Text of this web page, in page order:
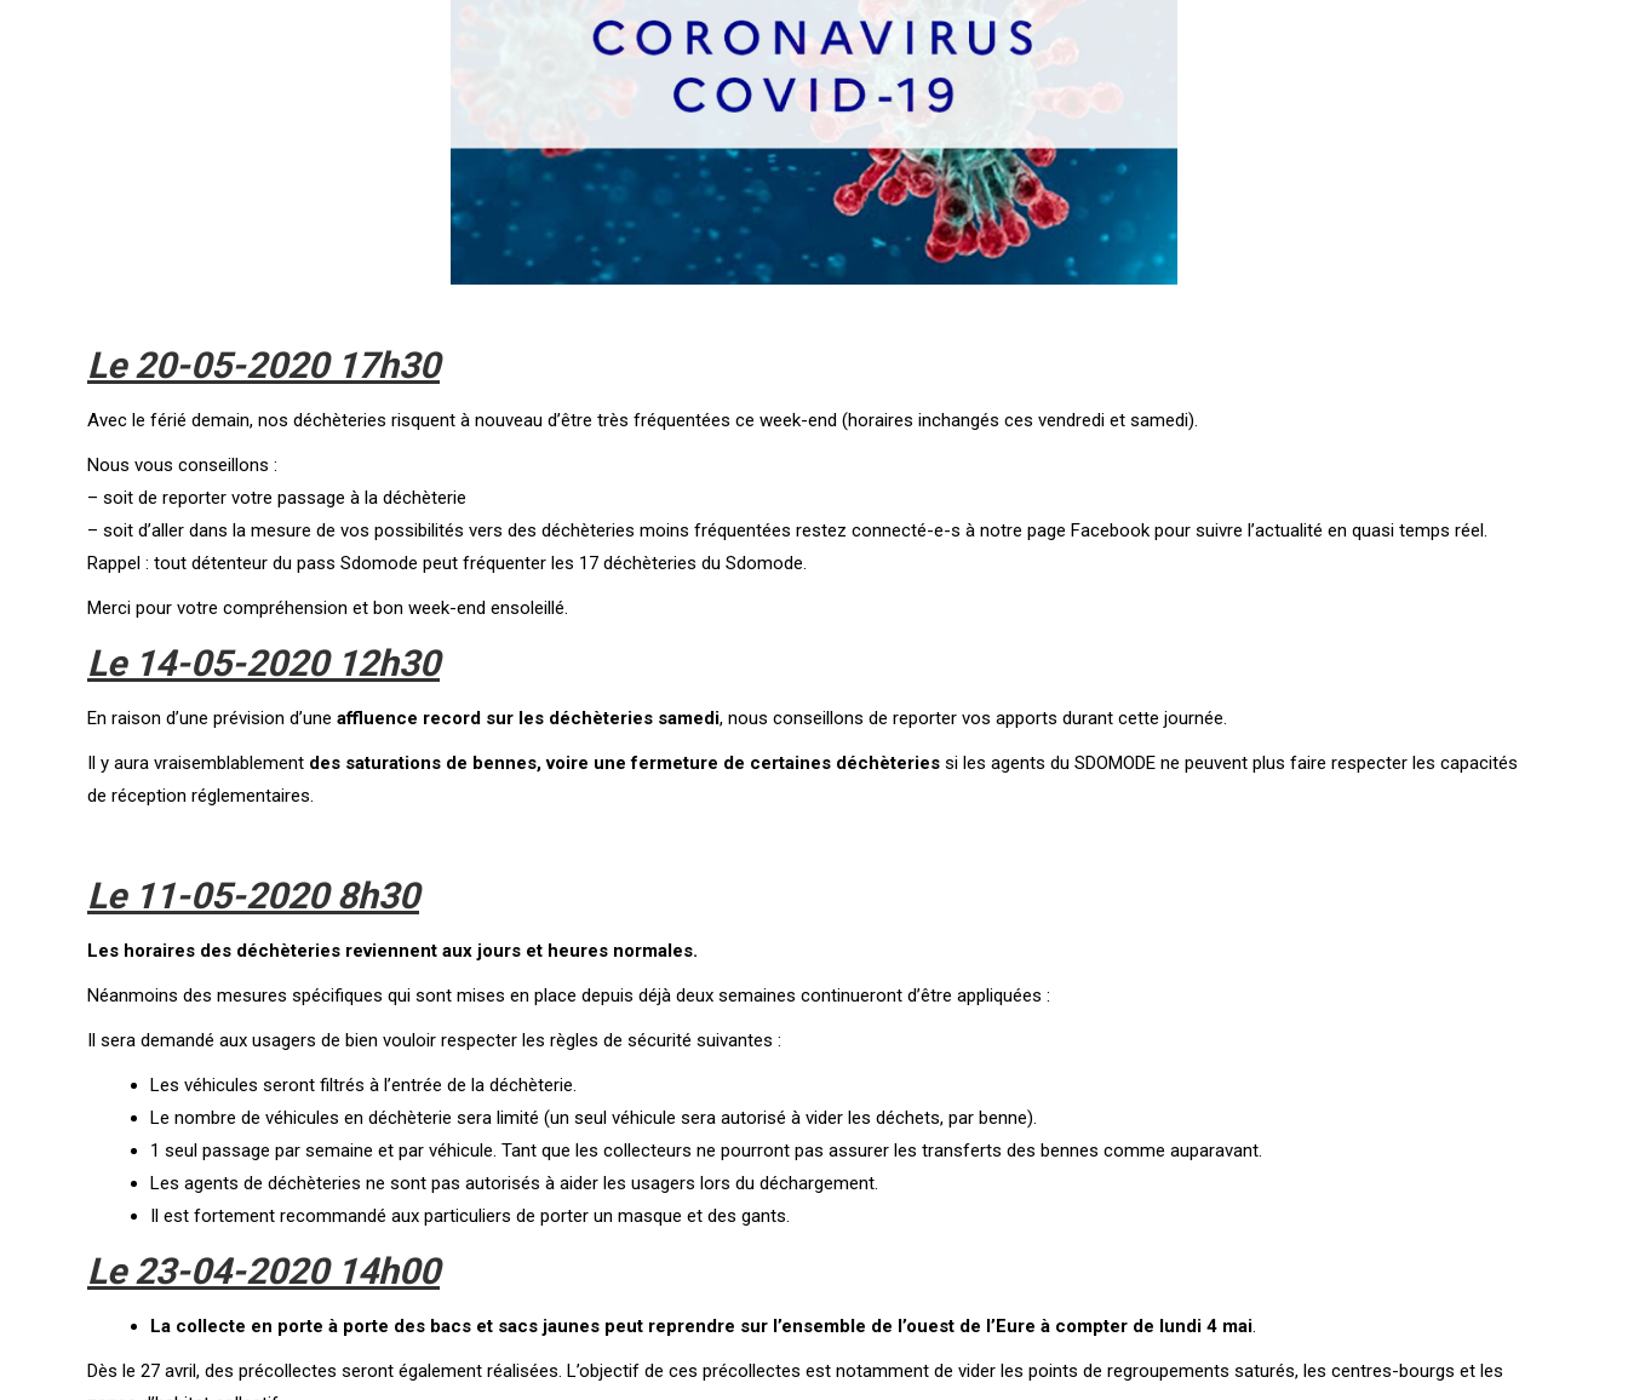
Le 20-05-2020 17h30
Avec le férié demain, nos déchèteries risquent à nouveau d’être très fréquentées ce week-end (horaires inchangés ces vendredi et samedi).
Nous vous conseillons :
– soit de reporter votre passage à la déchèterie
– soit d’aller dans la mesure de vos possibilités vers des déchèteries moins fréquentées restez connecté-e-s à notre page Facebook pour suivre l’actualité en quasi temps réel.
Rappel : tout détenteur du pass Sdomode peut fréquenter les 17 déchèteries du Sdomode.
Merci pour votre compréhension et bon week-end ensoleillé.
Le 14-05-2020 12h30
En raison d’une prévision d’une affluence record sur les déchèteries samedi, nous conseillons de reporter vos apports durant cette journée.
Il y aura vraisemblablement des saturations de bennes, voire une fermeture de certaines déchèteries si les agents du SDOMODE ne peuvent plus faire respecter les capacités
de réception réglementaires.
Le 11-05-20208h30
Les horaires des déchèteries reviennent aux jours et heures normales.
Néanmoins des mesures spécifiques qui sont mises en place depuis déjà deux semaines continueront d’être appliquées :
Il sera demandé aux usagers de bien vouloir respecter les règles de sécurité suivantes :
Les véhicules seront filtrés à l’entrée de la déchèterie.
Le nombre de véhicules en déchèterie sera limité (un seul véhicule sera autorisé à vider les déchets, par benne).
1 seul passage par semaine et par véhicule. Tant que les collecteurs ne pourront pas assurer les transferts des bennes comme auparavant.
Les agents de déchèteries ne sont pas autorisés à aider les usagers lors du déchargement.
Il est fortement recommandé aux particuliers de porter un masque et des gants.
Le 23-04-2020 14h00
La collecte en porte à porte des bacs et sacs jaunes peut reprendre sur l’ensemble de l’ouest de l’Eure à compter de lundi 4 mai.
Dès le 27 avril, des précollectes seront également réalisées. L’objectif de ces précollectes est notamment de vider les points de regroupements saturés, les centres-bourgs et les